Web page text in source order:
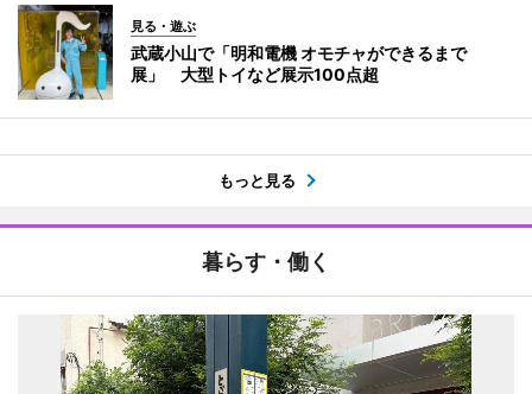
見る・遊ぶ
武蔵小山で「明和電機 オモチャができるまで
展」 大型トイなど展示100点超
もっと見る
暮らす・働く